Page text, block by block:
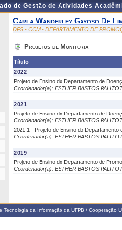
de Gestão de Atividades
Carla Wanderley Gayoso De
DPS - CCM - DEPARTAMENTO DE
Projetos de Monitoria
Título
2022
Projeto de Ensino do Departamento de
Coordenador(a): ESTHER BASTOS
2021
Projeto de Ensino do Departamento de
Coordenador(a): ESTHER BASTOS
2021.1 - Projeto de Ensino do
Coordenador(a): ESTHER BASTOS
2019
Projeto de Ensino do Departamento de
Coordenador(a): ESTHER BASTOS
Tecnologia da Informação da UFPB /